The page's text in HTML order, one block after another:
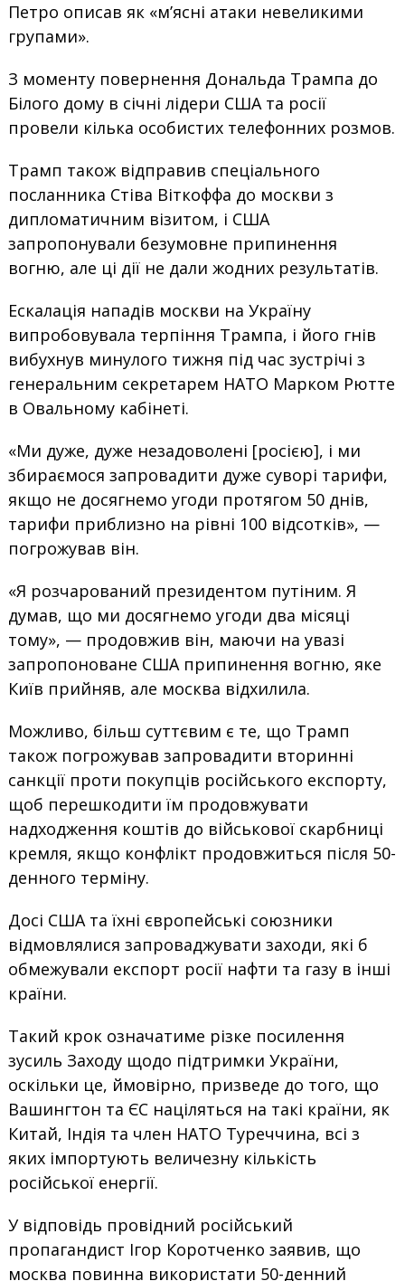
Петро описав як «м’ясні атаки невеликими
групами».
З моменту повернення Дональда Трампа до
Білого дому в січні лідери США та росії
провели кілька особистих телефонних розмов.
Трамп також відправив спеціального
посланника Стіва Віткоффа до москви з
дипломатичним візитом, і США
запропонували безумовне припинення
вогню, але ці дії не дали жодних результатів.
Ескалація нападів москви на Україну
випробовувала терпіння Трампа, і його гнів
вибухнув минулого тижня під час зустрічі з
генеральним секретарем НАТО Марком Рютте
в Овальному кабінеті.
«Ми дуже, дуже незадоволені [росією], і ми
збираємося запровадити дуже суворі тарифи,
якщо не досягнемо угоди протягом 50 днів,
тарифи приблизно на рівні 100 відсотків», —
погрожував він.
«Я розчарований президентом путіним. Я
думав, що ми досягнемо угоди два місяці
тому», — продовжив він, маючи на увазі
запропоноване США припинення вогню, яке
Київ прийняв, але москва відхилила.
Можливо, більш суттєвим є те, що Трамп
також погрожував запровадити вторинні
санкції проти покупців російського експорту,
щоб перешкодити їм продовжувати
надходження коштів до військової скарбниці
кремля, якщо конфлікт продовжиться після 50-
денного терміну.
Досі США та їхні європейські союзники
відмовлялися запроваджувати заходи, які б
обмежували експорт росії нафти та газу в інші
країни.
Такий крок означатиме різке посилення
зусиль Заходу щодо підтримки України,
оскільки це, ймовірно, призведе до того, що
Вашингтон та ЄС націляться на такі країни, як
Китай, Індія та член НАТО Туреччина, всі з
яких імпортують величезну кількість
російської енергії.
У відповідь провідний російський
пропагандист Ігор Коротченко заявив, що
москва повинна використати 50-денний